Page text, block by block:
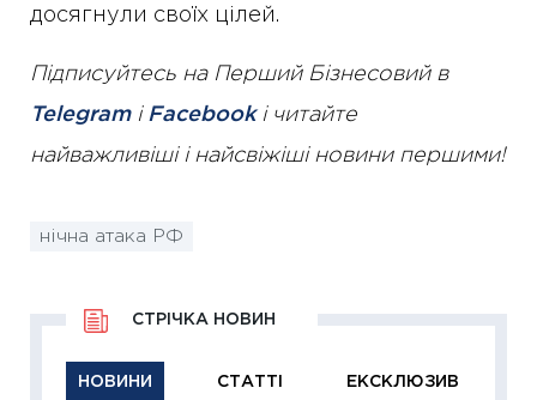
досягнули своїх цілей.
Підписуйтесь на Перший Бізнесовий в
Telegramі Facebookі читайте
найважливіші і найсвіжіші новини першими!
нічна атака РФ
НОВИНИ СТАТТІ ЕКСКЛЮЗИВ
СТРІЧКА НОВИН